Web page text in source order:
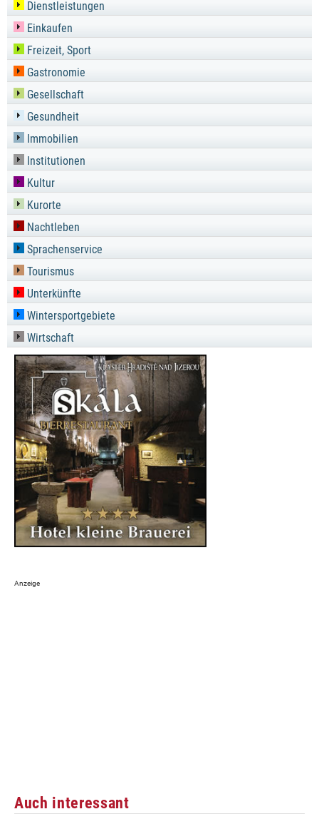
Dienstleistungen
Einkaufen
Freizeit, Sport
Gastronomie
Gesellschaft
Gesundheit
Immobilien
Institutionen
Kultur
Kurorte
Nachtleben
Sprachenservice
Tourismus
Unterkünfte
Wintersportgebiete
Wirtschaft
Auch interessant